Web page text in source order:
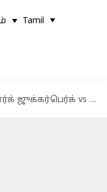
Tamil
vs மார்க் ஜுக்கர்பெர்க்: மெட்டா மீது வழக்கு தொடர்ந்தார் மார்க் ஜுக்கர்பெர்க்